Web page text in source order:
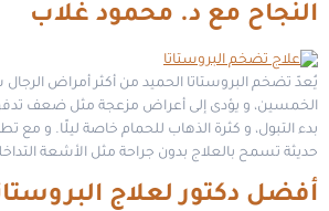
النجاح مع د. محمود غلاب
يُعدّ تضخم البروستاتا الحميد من أكثر أمراض
الخمسين، و يؤدى إلى أعراض مزعجة مثل ضعف
بدء التبول، و كثرة الذهاب للحمام خاصة ليلًا. و
حديثة تسمح بالعلاج بدون جراحة مثل الأشعة
أفضل دكتور لعلاج